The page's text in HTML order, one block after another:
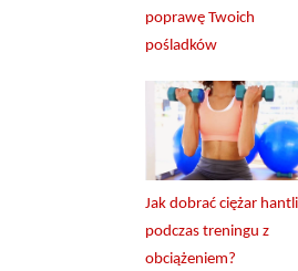
poprawę Twoich
pośladków
Jak dobrać ciężar hantli
podczas treningu z
obciążeniem?